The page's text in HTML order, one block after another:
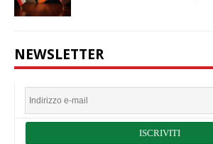
NEWSLETTER